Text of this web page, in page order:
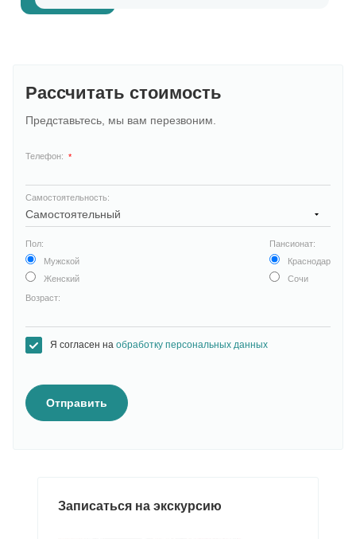
Рассчитать стоимость
Представьтесь, мы вам перезвоним.
Телефон: *
Самостоятельность:
Пол:
Мужской
Женский
Пансионат:
Краснодар
Сочи
Возраст:
Я согласен на обработку персональных данных
Отправить
Записаться на экскурсию